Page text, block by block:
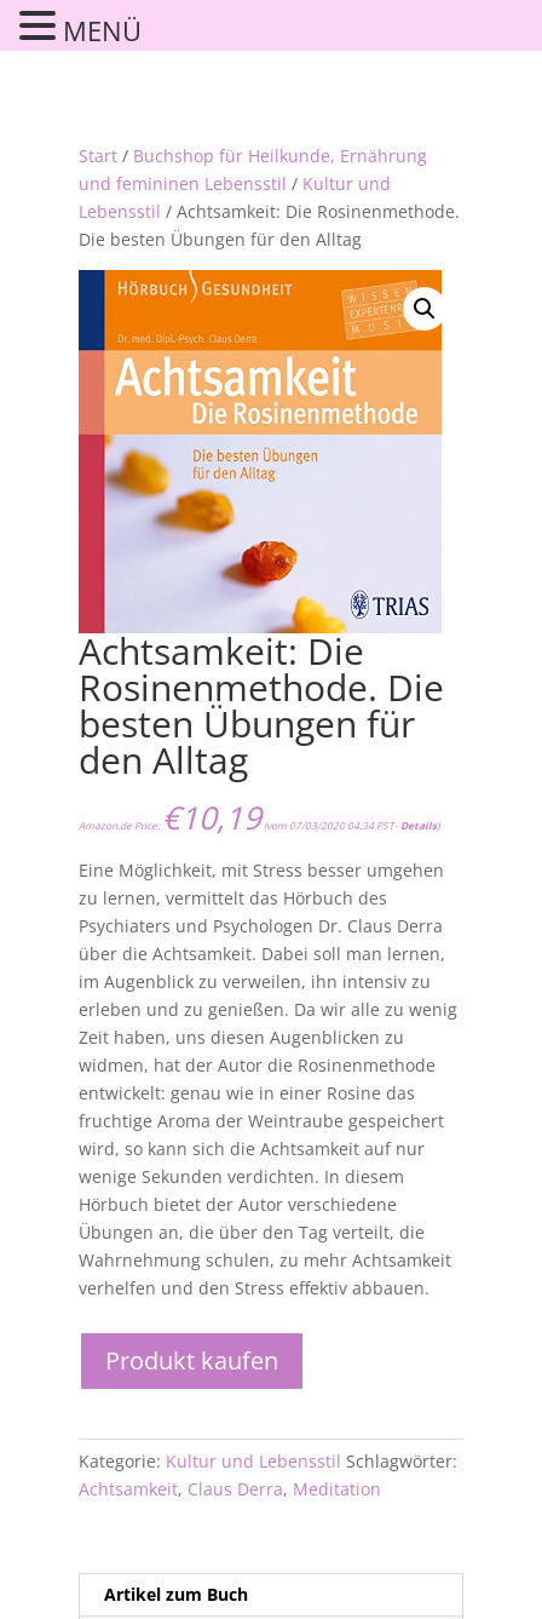
Start/ Buchshop für Heilkunde, Ernährung
und femininen Lebensstil / Kultur und
Lebensstil / Achtsamkeit: Die Rosinenmethode.
Die besten Übungen für den Alltag
Achtsamkeit: Die
Rosinenmethode. Die
besten Übungen für
den Alltag
Amazon.de Price: €10,19(vom 07/03/2020 04:34 PST- Details)
Eine Möglichkeit, mit Stress besser umgehen
zu lernen, vermittelt das Hörbuch des
Psychiaters und Psychologen Dr. Claus Derra
über die Achtsamkeit. Dabei soll man lernen,
im Augenblick zu verweilen, ihn intensiv zu
erleben und zu genießen. Da wir alle zu wenig
Zeit haben, uns diesen Augenblicken zu
widmen, hat der Autor die Rosinenmethode
entwickelt: genau wie in einer Rosine das
fruchtige Aroma der Weintraube gespeichert
wird, so kann sich die Achtsamkeit auf nur
wenige Sekunden verdichten. In diesem
Hörbuch bietet der Autor verschiedene
Übungen an, die über den Tag verteilt, die
Wahrnehmung schulen, zu mehr Achtsamkeit
verhelfen und den Stress effektiv abbauen.
Produkt kaufen
Kategorie: Kultur und Lebensstil Schlagwörter:
Achtsamkeit, Claus Derra, Meditation
Artikel zum Buch
MENÜ